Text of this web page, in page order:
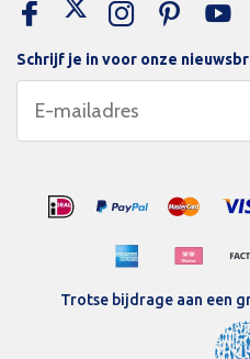
Schrijf je in voor onze
Trotse bijdrage aan een